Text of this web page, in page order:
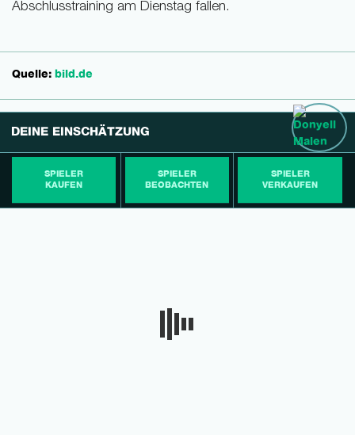
Abschlusstraining am Dienstag fallen.
Quelle: bild.de
DEINE EINSCHÄTZUNG
SPIELER
KAUFEN
SPIELER
BEOBACHTEN
SPIELER
VERKAUFEN